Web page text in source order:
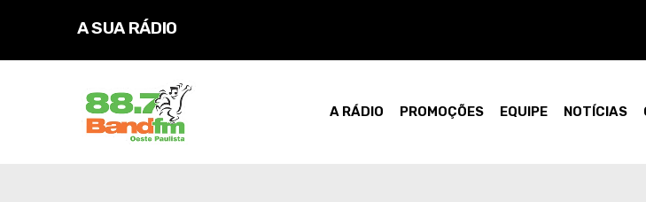
A SUA RÁDIO
A RÁDIO PROMOÇÕES EQUIPE NOTÍCIAS